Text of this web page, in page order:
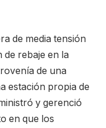
de media tensión
de rebaje en la
de una
estación propia de
y gerenció
en que los